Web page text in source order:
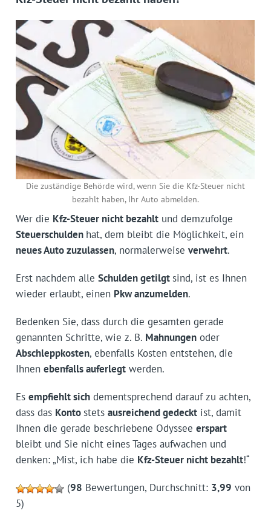
Die zuständige Behörde wird, wenn Sie die Kfz-Steuer nicht
bezahlt haben, Ihr Auto abmelden.
Wer die Kfz-Steuer nicht bezahltund demzufolge
Steuerschulden hat, dem bleibt die Möglichkeit, ein
neues Auto zuzulassen, normalerweise verwehrt.
Erst nachdem alle Schulden getilgtsind, ist es Ihnen
wieder erlaubt, einen Pkw anzumelden.
Bedenken Sie, dass durch die gesamten gerade
genannten Schritte, wie z. B. Mahnungenoder
Abschleppkosten, ebenfalls Kosten entstehen, die
Ihnen ebenfalls auferlegtwerden.
Es empfiehlt sichdementsprechend darauf zu achten,
dass das Kontostets ausreichend gedecktist, damit
Ihnen die gerade beschriebene Odyssee erspart
bleibt und Sie nicht eines Tages aufwachen und
denken: „Mist, ich habe die Kfz-Steuer nicht bezahlt!“
(98 Bewertungen, Durchschnitt: 3,99 von
5)